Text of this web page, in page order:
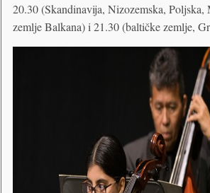
20.30 (Skandinavija, Nizozemska, Poljska,
zemlje Balkana) i 21.30 (baltičke zemlje,